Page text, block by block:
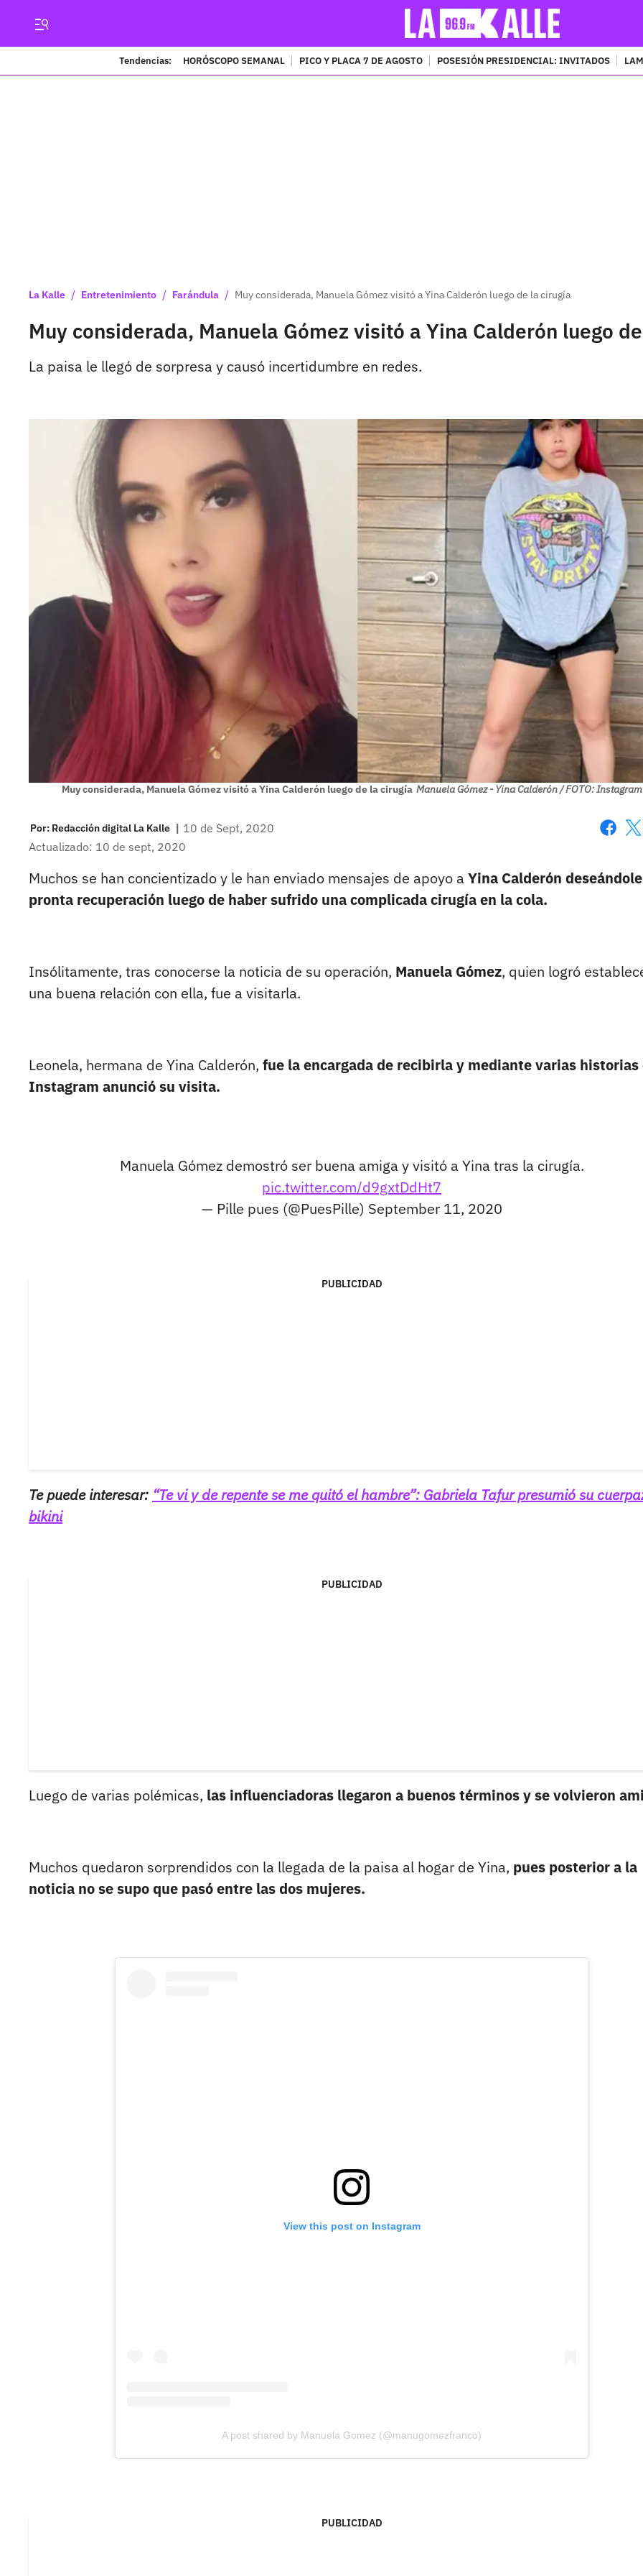
Tendencias: HORÓSCOPO SEMANAL PICO Y PLACA 7 DE AGOSTO POSESIÓN PRESIDENCIAL: INVITADOS
La Kalle / Entretenimiento / Farándula / Muy considerada, Manuela Gómez visitó a Yina Calderón luego de la cirugía
Muy considerada, Manuela Gómez visitó a Yina Calderón luego
La paisa le llegó de sorpresa y causó incertidumbre en redes.
Muy considerada, Manuela Gómez visitó a Yina Calderón luego de la cirugía Manuela Gómez - Yina Calderón / FOTO: Instagram
Por: Redacción digital La Kalle | 10 de Sept, 2020
Actualizado: 10 de sept, 2020
Muchos se han concientizado y le han enviado mensajes de apoyo a Yina Calderón
pronta recuperación luego de haber sufrido una complicada cirugía en la cola.
Insólitamente, tras conocerse la noticia de su operación, Manuela Gómez, quien logró
una buena relación con ella, fue a visitarla.
Leonela, hermana de Yina Calderón, fue la encargada de recibirla y mediante varias historias
Instagram anunció su visita.
Manuela Gómez demostró ser buena amiga y visitó a Yina tras la cirugía.
pic.twitter.com/d9gxtDdHt7
— Pille pues (@PuesPille) September 11, 2020
PUBLICIDAD
Te puede interesar: “Te vi y de repente se me quitó el hambre”: Gabriela Tafur presumió su
bikini
PUBLICIDAD
Luego de varias polémicas, las influenciadoras llegaron a buenos términos y se volvieron
Muchos quedaron sorprendidos con la llegada de la paisa al hogar de Yina, pues posterior a la
noticia no se supo que pasó entre las dos mujeres.
View this post on Instagram
A post shared by Manuela Gomez (@manugomezfranco)
PUBLICIDAD